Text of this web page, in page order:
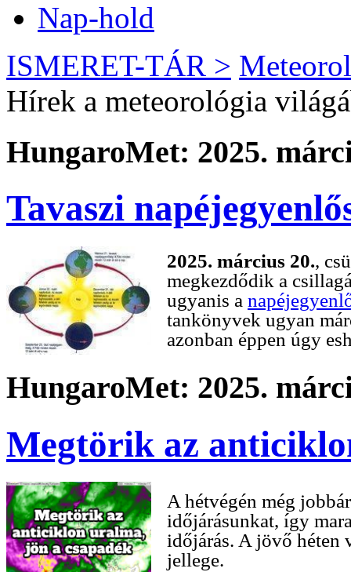
Nap-hold
ISMERET-TÁR >
Hírek a meteorológia
HungaroMet: 2025.
Tavaszi
2025. március 20.,
megkezdődik a
ugyanis a
tankönyvek ugyan
azonban éppen úgy
HungaroMet: 2025.
Megtörik az
A hétvégén még
időjárásunkat, így
időjárás. A jövő héten
jellege.